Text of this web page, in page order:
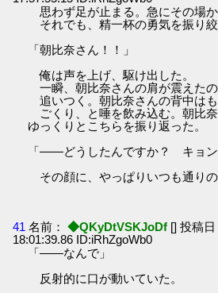
思わず足が止まる。急にその場か
それでも、精一杯の勇気を振り絞
「朝比奈さん！！」
俺は声を上げ、駆け出した。
一瞬、朝比奈さんの肩が震えたの
追いつく。朝比奈さんの背中はも
ごくり、と唾を飲み込む。朝比奈
ゆっくりとこちらを振り返った。
「――どうしたんですか？ キョン
その顔に、やっぱりいつも通りの
41 名前： ◆QKyDtVSKJoDf [] 投稿
18:01:39.86 ID:iRhZgoWb0
「――なんで」
反射的に口が動いていた。